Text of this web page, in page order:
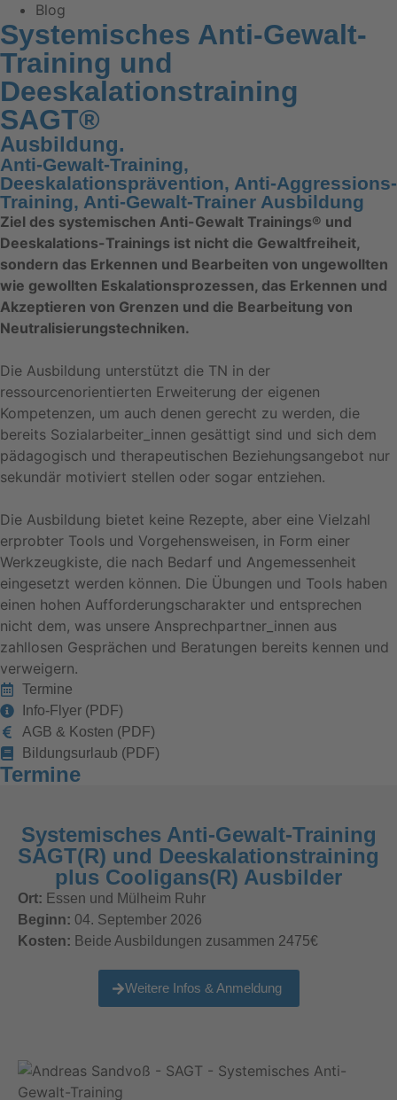
Blog
Systemisches Anti-Gewalt-
Training und
Deeskalationstraining
SAGT®
Ausbildung.
Anti-Gewalt-Training,
Deeskalationsprävention, Anti-Aggressions-
Training, Anti-Gewalt-Trainer Ausbildung
Ziel des systemischen Anti-Gewalt Trainings® und
Deeskalations-Trainings ist nicht die Gewaltfreiheit,
sondern das Erkennen und Bearbeiten von ungewollten
wie gewollten Eskalationsprozessen, das Erkennen und
Akzeptieren von Grenzen und die Bearbeitung von
Neutralisierungstechniken.
Die Ausbildung unterstützt die TN in der
ressourcenorientierten Erweiterung der eigenen
Kompetenzen, um auch denen gerecht zu werden, die
bereits Sozialarbeiter_innen gesättigt sind und sich dem
pädagogisch und therapeutischen Beziehungsangebot nur
sekundär motiviert stellen oder sogar entziehen.
Die Ausbildung bietet keine Rezepte, aber eine Vielzahl
erprobter Tools und Vorgehensweisen, in Form einer
Werkzeugkiste, die nach Bedarf und Angemessenheit
eingesetzt werden können. Die Übungen und Tools haben
einen hohen Aufforderungscharakter und entsprechen
nicht dem, was unsere Ansprechpartner_innen aus
zahllosen Gesprächen und Beratungen bereits kennen und
verweigern.
Termine
Info-Flyer (PDF)
AGB & Kosten (PDF)
Bildungsurlaub (PDF)
Termine
Systemisches Anti-Gewalt-Training
SAGT(R) und Deeskalationstraining
plus Cooligans(R) Ausbilder
Ort: Essen und Mülheim Ruhr
Beginn: 04. September 2026
Kosten: Beide Ausbildungen zusammen 2475€
Weitere Infos & Anmeldung